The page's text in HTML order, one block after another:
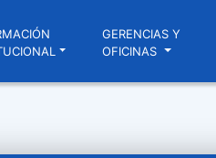
GERENCIAS Y
OFICINAS